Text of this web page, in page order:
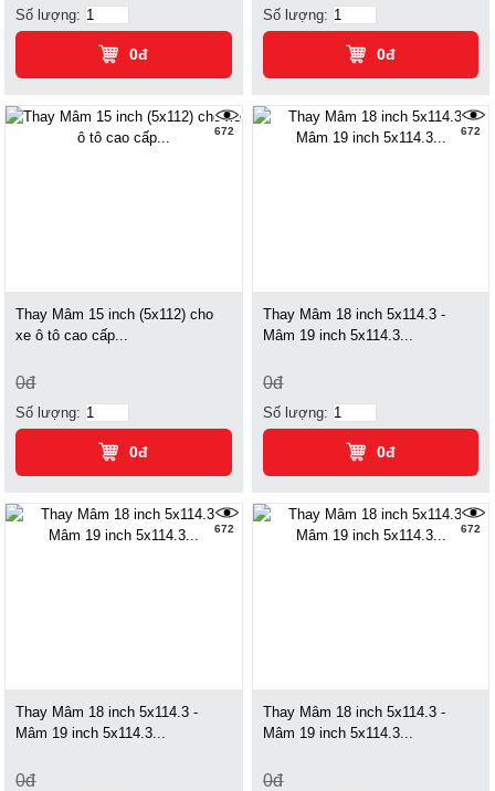
Số lượng:
0đ
Số lượng:
0đ
672
Thay Mâm 15 inch (5x112) cho
xe ô tô cao cấp...
0đ
Số lượng:
0đ
672
Thay Mâm 18 inch 5x114.3 -
Mâm 19 inch 5x114.3...
0đ
Số lượng:
0đ
672
Thay Mâm 18 inch 5x114.3 -
Mâm 19 inch 5x114.3...
0đ
672
Thay Mâm 18 inch 5x114.3 -
Mâm 19 inch 5x114.3...
0đ